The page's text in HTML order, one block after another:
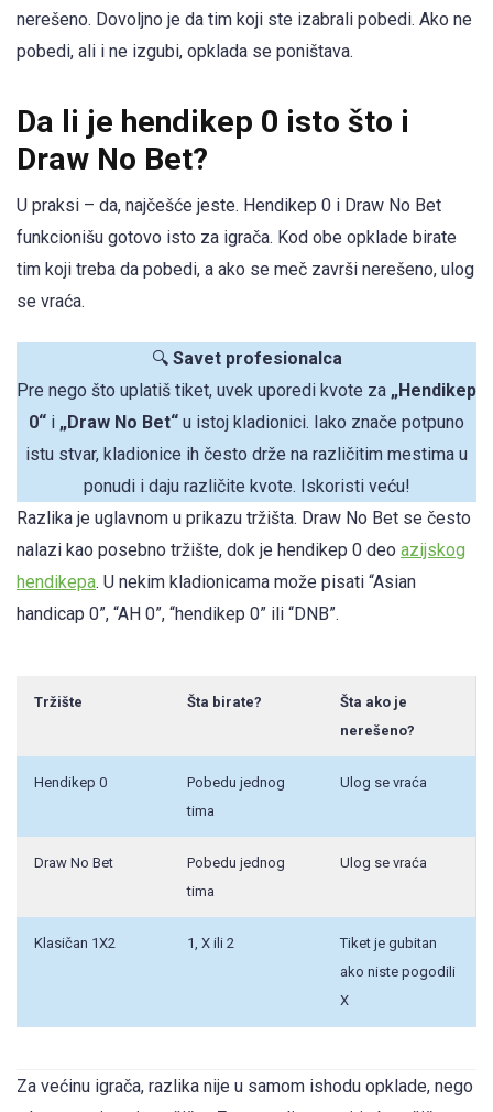
nerešeno. Dovoljno je da tim koji ste izabrali pobedi. Ako ne
pobedi, ali i ne izgubi, opklada se poništava.
Da li je hendikep 0 isto što i
Draw No Bet?
U praksi – da, najčešće jeste. Hendikep 0 i Draw No Bet
funkcionišu gotovo isto za igrača. Kod obe opklade birate
tim koji treba da pobedi, a ako se meč završi nerešeno, ulog
se vraća.
🔍 Savet profesionalca
Pre nego što uplatiš tiket, uvek uporedi kvote za „Hendikep
0“ i „Draw No Bet“ u istoj kladionici. Iako znače potpuno
istu stvar, kladionice ih često drže na različitim mestima u
ponudi i daju različite kvote. Iskoristi veću!
Razlika je uglavnom u prikazu tržišta. Draw No Bet se često
nalazi kao posebno tržište, dok je hendikep 0 deo azijskog
hendikepa. U nekim kladionicama može pisati “Asian
handicap 0”, “AH 0”, “hendikep 0” ili “DNB”.
Tržište Šta birate?
Šta ako je
nerešeno?
Hendikep 0
Pobedu jednog
tima
Ulog se vraća
Draw No Bet
Pobedu jednog
tima
Ulog se vraća
Klasičan 1X2 1, X ili 2
Tiket je gubitan
ako niste pogodili
X
Za većinu igrača, razlika nije u samom ishodu opklade, nego